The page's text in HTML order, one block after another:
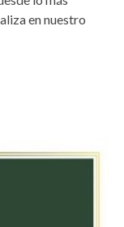
en nuestro